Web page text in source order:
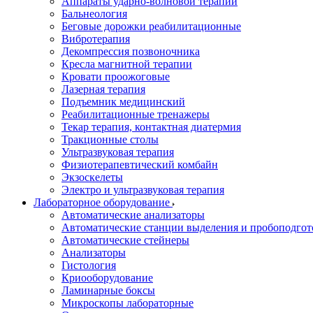
Бальнеология
Беговые дорожки реабилитационные
Вибротерапия
Декомпрессия позвоночника
Кресла магнитной терапии
Кровати проожоговые
Лазерная терапия
Подъемник медицинский
Реабилитационные тренажеры
Текар терапия, контактная диатермия
Тракционные столы
Ультразвуковая терапия
Физиотерапевтический комбайн
Экзоскелеты
Электро и ультразвуковая терапия
Лабораторное оборудование
Автоматические анализаторы
Автоматические станции выделения и
Автоматические стейнеры
Анализаторы
Гистология
Криооборудование
Ламинарные боксы
Микроскопы лабораторные